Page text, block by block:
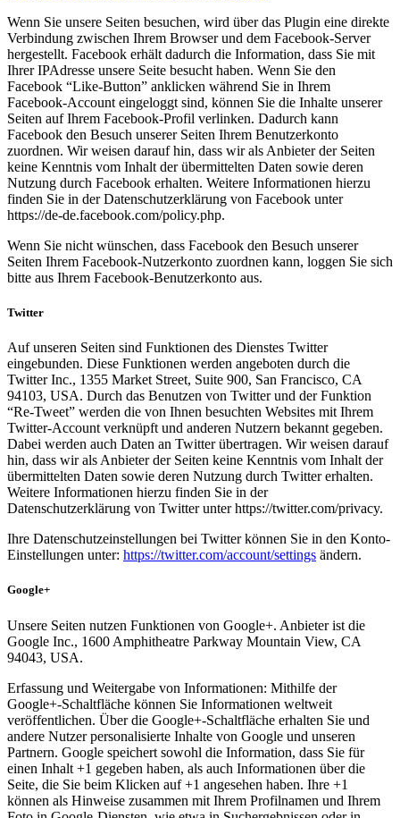
Wenn Sie unsere Seiten besuchen, wird über das Plugin eine direkte
Verbindung zwischen Ihrem Browser und dem Facebook-Server
hergestellt. Facebook erhält dadurch die Information, dass Sie mit
Ihrer IPAdresse unsere Seite besucht haben. Wenn Sie den
Facebook “Like-Button” anklicken während Sie in Ihrem
Facebook-Account eingeloggt sind, können Sie die Inhalte unserer
Seiten auf Ihrem Facebook-Profil verlinken. Dadurch kann
Facebook den Besuch unserer Seiten Ihrem Benutzerkonto
zuordnen. Wir weisen darauf hin, dass wir als Anbieter der Seiten
keine Kenntnis vom Inhalt der übermittelten Daten sowie deren
Nutzung durch Facebook erhalten. Weitere Informationen hierzu
finden Sie in der Datenschutzerklärung von Facebook unter
https://de-de.facebook.com/policy.php.
Wenn Sie nicht wünschen, dass Facebook den Besuch unserer
Seiten Ihrem Facebook-Nutzerkonto zuordnen kann, loggen Sie sich
bitte aus Ihrem Facebook-Benutzerkonto aus.
Twitter
Auf unseren Seiten sind Funktionen des Dienstes Twitter
eingebunden. Diese Funktionen werden angeboten durch die
Twitter Inc., 1355 Market Street, Suite 900, San Francisco, CA
94103, USA. Durch das Benutzen von Twitter und der Funktion
“Re-Tweet” werden die von Ihnen besuchten Websites mit Ihrem
Twitter-Account verknüpft und anderen Nutzern bekannt gegeben.
Dabei werden auch Daten an Twitter übertragen. Wir weisen darauf
hin, dass wir als Anbieter der Seiten keine Kenntnis vom Inhalt der
übermittelten Daten sowie deren Nutzung durch Twitter erhalten.
Weitere Informationen hierzu finden Sie in der
Datenschutzerklärung von Twitter unter https://twitter.com/privacy.
Ihre Datenschutzeinstellungen bei Twitter können Sie in den Konto-
Einstellungen unter: https://twitter.com/account/settings ändern.
Google+
Unsere Seiten nutzen Funktionen von Google+. Anbieter ist die
Google Inc., 1600 Amphitheatre Parkway Mountain View, CA
94043, USA.
Erfassung und Weitergabe von Informationen: Mithilfe der
Google+-Schaltfläche können Sie Informationen weltweit
veröffentlichen. Über die Google+-Schaltfläche erhalten Sie und
andere Nutzer personalisierte Inhalte von Google und unseren
Partnern. Google speichert sowohl die Information, dass Sie für
einen Inhalt +1 gegeben haben, als auch Informationen über die
Seite, die Sie beim Klicken auf +1 angesehen haben. Ihre +1
können als Hinweise zusammen mit Ihrem Profilnamen und Ihrem